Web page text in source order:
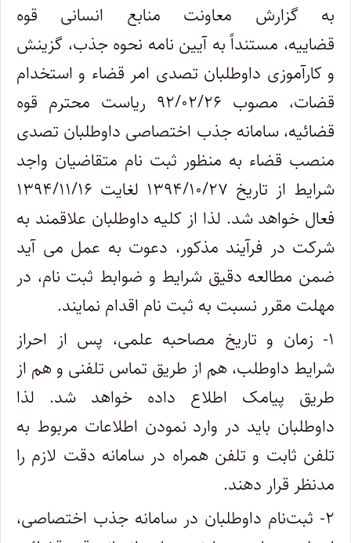
به گزارش معاونت منابع انسانی قوه
قضاییه، مستنداً به آیین نامه نحوه جذب، گزینش
و کارآموزی داوطلبان تصدی امر قضاء و استخدام
قضات، مصوب ۹۲/۰۲/۲۶ ریاست محترم قوه
قضائیه، سامانه جذب اختصاصی داوطلبان تصدی
منصب قضاء به منظور ثبت نام متقاضیان واجد
شرایط از تاریخ ۱۳۹۴/۱۰/۲۷ لغایت ۱۳۹۴/۱۱/۱۶
فعال خواهد شد. لذا از کلیه داوطلبان علاقمند به
شرکت در فرآیند مذکور، دعوت به عمل می­ آید
ضمن مطالعه دقیق شرایط و ضوابط ثبت­ نام، در
مهلت مقرر نسبت به ثبت نام اقدام نمایند.
۱- زمان و تاریخ مصاحبه علمی، پس از احراز
شرایط داوطلب، هم از طریق تماس تلفنی و هم از
طریق پیامک اطلاع داده خواهد شد. لذا
داوطلبان باید در وارد نمودن اطلاعات مربوط به
تلفن ثابت و تلفن همراه در سامانه دقت لازم را
مدنظر قرار دهند.
۲- ثبت‌نام داوطلبان در سامانه جذب اختصاصی،